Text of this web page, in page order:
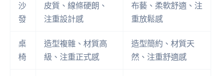
沙
發
皮質、線條硬朗、
注重設計感
布藝、柔軟舒適、注
重放鬆感
桌
椅
造型複雜、材質高
級、注重正式感
造型簡約、材質天
然、注重舒適感